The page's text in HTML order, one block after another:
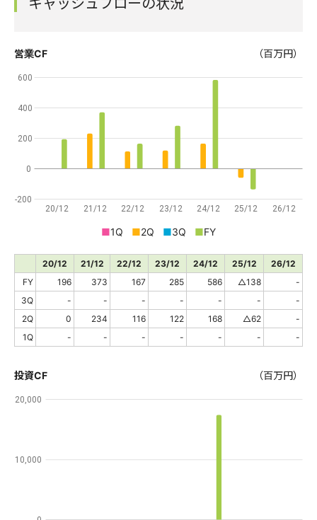
キャッシュフローの状況
営業CF （百万円）
20/12 21/12 22/12 23/12 24/12 25/12 26/12
-200
0
200
400
600
■1Q ■2Q ■3Q ■FY
20/12 21/12 22/12 23/12 24/12 25/12
26/12
FY
196 373 167 285 586 △138
-
3Q
- - - - - -
-
2Q
0 234 116 122 168 △62
-
1Q
- - - - - - -
投資CF （百万円）
10,000
20,000